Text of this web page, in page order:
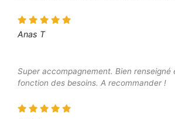
Anas T
Super accompagnement. Bien renseigné
fonction des besoins. A recommander !